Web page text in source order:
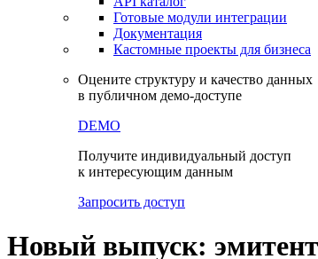
Получить доступ
API & Data Feed
API and Data Feed
API каталог
Документация
Кастомные проекты для бизнеса
Оцените структуру и качество данных
в публичном демо-доступе
DEMO
Получите индивидуальный доступ